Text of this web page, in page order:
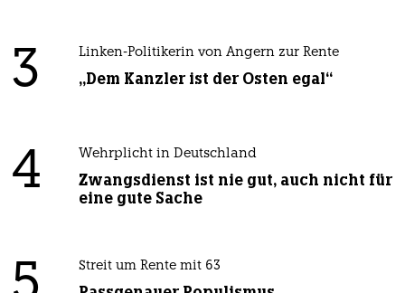
3 Linken-Politikerin von Angern zur Rente
„Dem Kanzler ist der Osten egal“
4 Wehrplicht in Deutschland
Zwangsdienst ist nie gut, auch nicht für
eine gute Sache
Streit um Rente mit 63